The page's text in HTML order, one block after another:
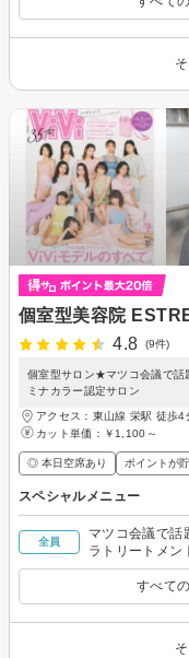
個室型美容院
4.8
(9件)
個室型サロン★マツコ会議で話
ミナカラー認定サロン
アクセス：東山線 栄駅 徒歩
カット単価： ￥1,100～
◎ 本日空席あり ポイントが
スペシャルメニュー
全員
マツコ会議で話
ラトリートメン
￥20350
すべて